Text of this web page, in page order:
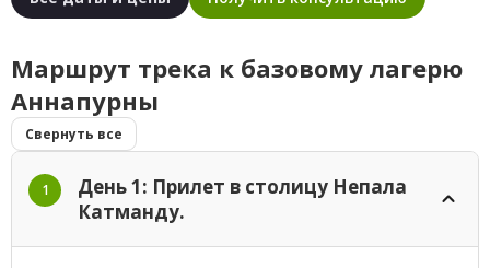
Маршрут трека к базовому лагерю
Аннапурны
Свернуть все
1
День 1: Прилет в столицу Непала
Катманду.